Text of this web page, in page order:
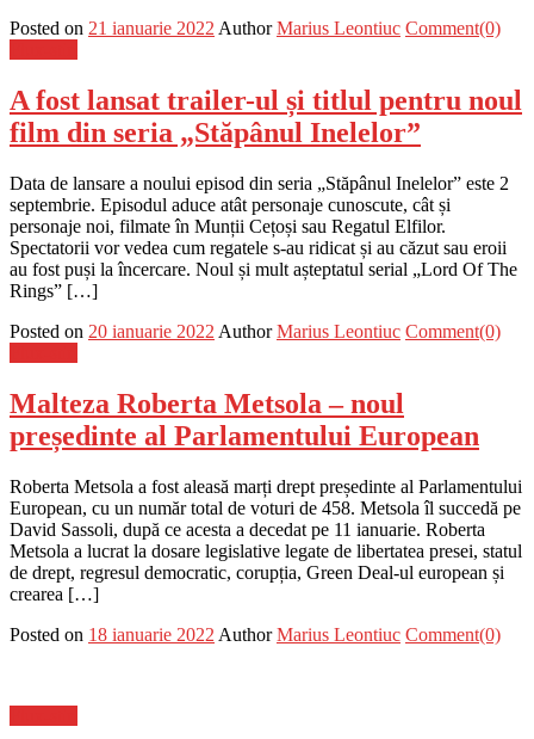
Posted on 21 ianuarie 2022Author Marius Leontiuc Comment(0)
A fost lansat trailer-ul și titlul pentru noul
film din seria „Stăpânul Inelelor”
Data de lansare a noului episod din seria „Stăpânul Inelelor” este 2
septembrie. Episodul aduce atât personaje cunoscute, cât și
personaje noi, filmate în Munții Cețoși sau Regatul Elfilor.
Spectatorii vor vedea cum regatele s-au ridicat și au căzut sau eroii
au fost puși la încercare. Noul și mult așteptatul serial „Lord Of The
Rings” […]
Posted on 20 ianuarie 2022 Author Marius Leontiuc Comment(0)
Malteza Roberta Metsola – noul
președinte al Parlamentului European
Roberta Metsola a fost aleasă marți drept președinte al Parlamentului
European, cu un număr total de voturi de 458. Metsola îl succedă pe
David Sassoli, după ce acesta a decedat pe 11 ianuarie. Roberta
Metsola a lucrat la dosare legislative legate de libertatea presei, statul
de drept, regresul democratic, corupția, Green Deal-ul european și
crearea […]
Posted on 18 ianuarie 2022 Author Marius Leontiuc Comment(0)